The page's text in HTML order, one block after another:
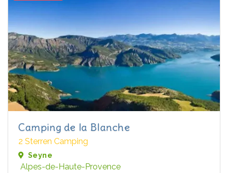
Camping de la Blanche
2 Sterren Camping
Seyne
Alpes-de-Haute-Provence